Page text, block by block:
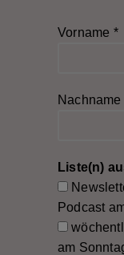
Vorname *
Nachname
Liste(n)
Podcast
am